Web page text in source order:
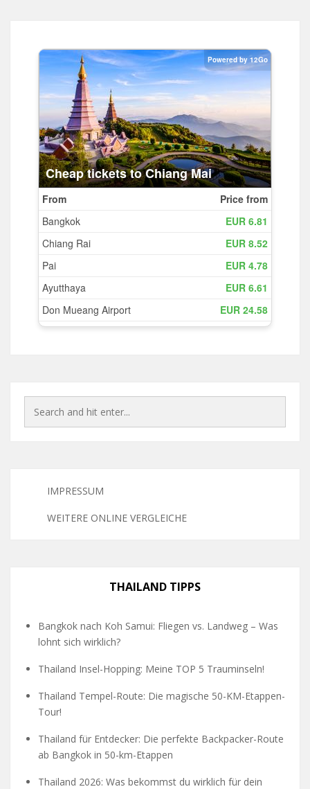
IMPRESSUM
WEITERE ONLINE VERGLEICHE
THAILAND TIPPS
Bangkok nach Koh Samui: Fliegen vs. Landweg – Was
lohnt sich wirklich?
Thailand Insel-Hopping: Meine TOP 5 Trauminseln!
Thailand Tempel-Route: Die magische 50-KM-Etappen-
Tour!
Thailand für Entdecker: Die perfekte Backpacker-Route
ab Bangkok in 50-km-Etappen
Thailand 2026: Was bekommst du wirklich für dein